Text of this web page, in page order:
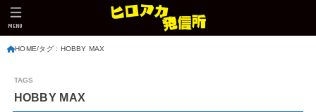
MENU
HOME タグ : HOBBY MAX
HOBBY MAX